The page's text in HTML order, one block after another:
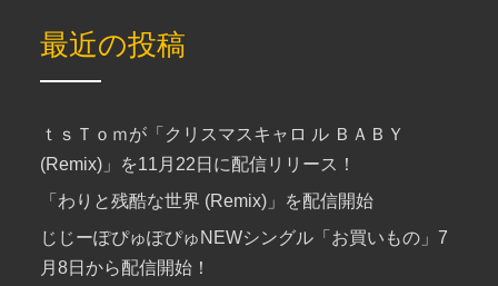
最近の投稿
ｔｓＴｏｍが「クリスマスキャロ ル ＢＡＢＹ
(Remix)」を11月22日に配信リリース！
「わりと残酷な世界 (Remix)」を配信開始
じじーぽぴゅぽぴゅNEWシングル「お買いもの」7
月8日から配信開始！